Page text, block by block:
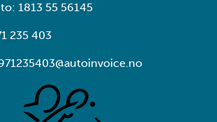
1813 55 56145
235 403